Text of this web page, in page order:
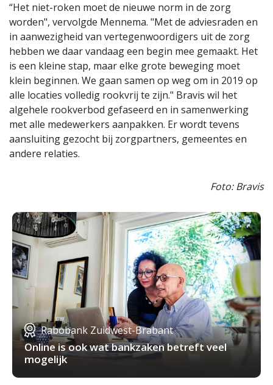
“Het niet-roken moet de nieuwe norm in de zorg
worden", vervolgde Mennema. "Met de adviesraden en
in aanwezigheid van vertegenwoordigers uit de zorg
hebben we daar vandaag een begin mee gemaakt. Het
is een kleine stap, maar elke grote beweging moet
klein beginnen. We gaan samen op weg om in 2019 op
alle locaties volledig rookvrij te zijn." Bravis wil het
algehele rookverbod gefaseerd en in samenwerking
met alle medewerkers aanpakken. Er wordt tevens
aansluiting gezocht bij zorgpartners, gemeentes en
andere relaties.
Foto: Bravis
Rabobank Zuidwest-Brabant
Online is ook wat bankzaken betreft veel
mogelijk